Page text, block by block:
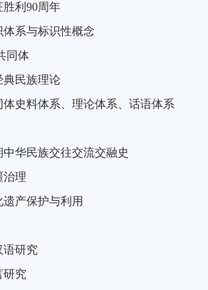
利 90周年
体系与标识性概念
同体
典民族理论
体史料体系、理论体系、话语体系
华民族交往交流交融史
治理
产保护与利用
语研究
研究